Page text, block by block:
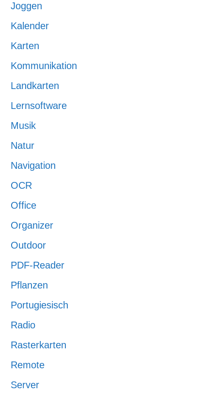
Joggen
Kalender
Karten
Kommunikation
Landkarten
Lernsoftware
Musik
Natur
Navigation
OCR
Office
Organizer
Outdoor
PDF-Reader
Pflanzen
Portugiesisch
Radio
Rasterkarten
Remote
Server